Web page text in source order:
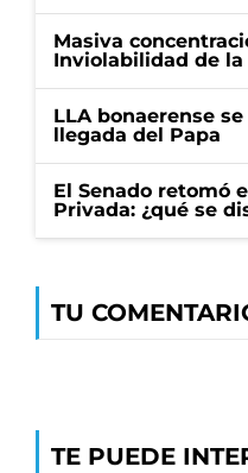
Masiva
Inviolabilidad de
LLA bonaerense
llegada del Papa
El Senado retomó
Privada: ¿qué se
TU
TE PUEDE